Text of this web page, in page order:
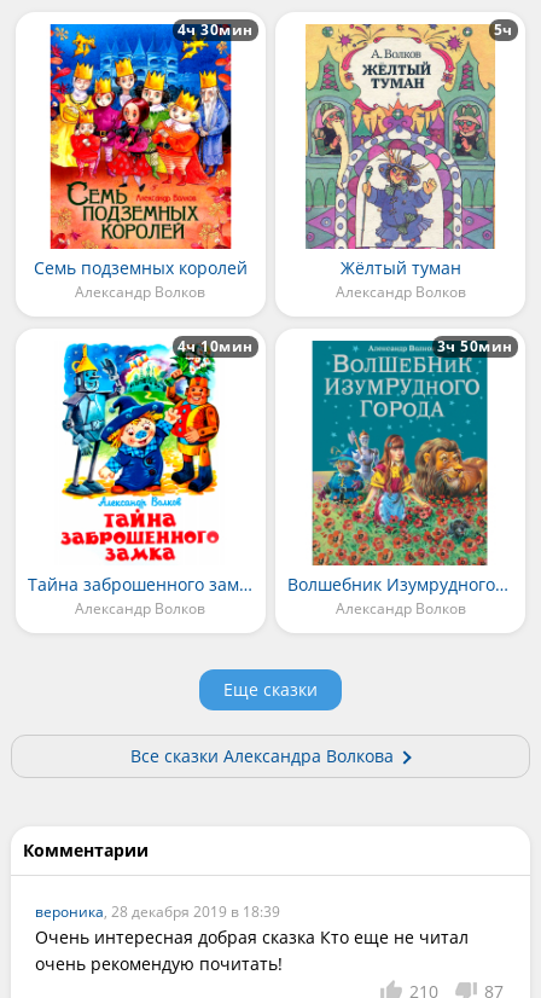
Семь подземных королей
Александр Волков
4ч 30мин
Жёлтый туман
Александр Волков
5ч
Тайна заброшенного замка
Александр Волков
4ч 10мин
Волшебник Изумрудного города
Александр Волков
3ч 50мин
Еще сказки
Все сказки Александра Волкова
Комментарии
вероника, 28 декабря 2019 в 18:39
Очень интересная добрая сказка Кто еще не читал
очень рекомендую почитать!
210
87